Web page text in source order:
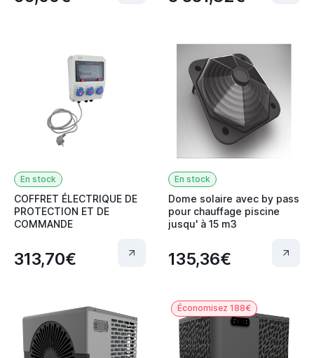
En stock
COFFRET ÉLECTRIQUE DE
PROTECTION ET DE
COMMANDE
313,70€
En stock
Dome solaire avec by pass
pour chauffage piscine
jusqu' à 15 m3
135,36€
Économisez 188€